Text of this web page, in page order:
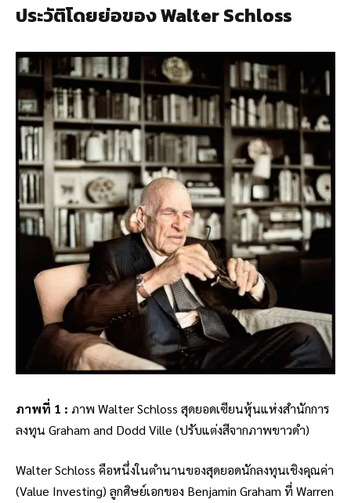
ประวัติโดยย่อของ Walter Schloss
ภาพที่ 1 : ภาพ Walter Schloss สุดยอดเซียนหุ้นแห่งสำนักการ
ลงทุน Graham and Dodd Ville (ปรับแต่งสีจากภาพขาวดำ)
Walter Schloss คือหนึ่งในตำนานของสุดยอดนักลงทุนเชิงคุณค่า
(Value Investing) ลูกศิษย์เอกของ Benjamin Graham ที่ Warren